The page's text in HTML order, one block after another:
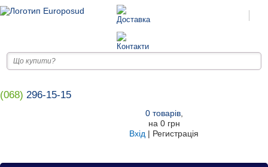
(068) 296-15-15
0товарів,
на 0 грн
Вхід | Регистрація